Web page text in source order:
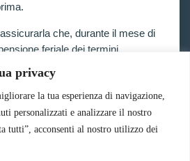
privacy
la tua esperienza di navigazione,
personalizzati e analizzare il nostro
tutti”, acconsenti al nostro utilizzo dei
che, durante il mese di
feriale dei termini
legge.
dei casi, i termini relativi a
agli altri adempimenti
quelli dinanzi al TAR, sono
amministrazione